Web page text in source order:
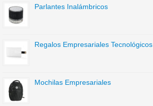
Parlantes Inalámbricos
Regalos Empresariales Tecnológicos
Mochilas Empresariales